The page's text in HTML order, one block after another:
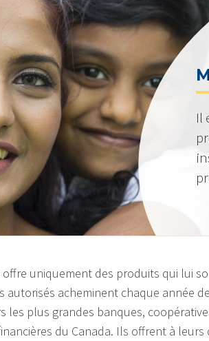
Il
uniquement des produits qui lui
autorisés acheminent chaque année
les plus grandes banques,
du Canada. Ils offrent à leurs